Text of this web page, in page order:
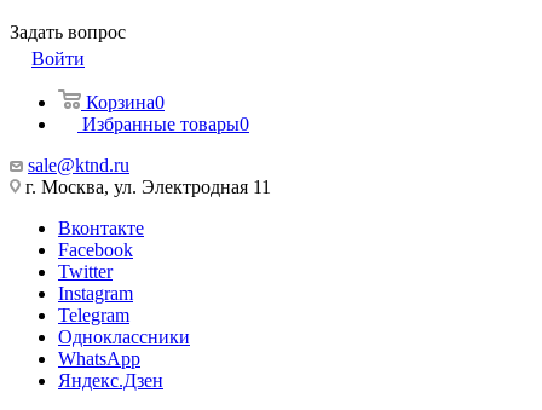
Задать вопрос
Войти
Корзина0
Избранные товары0
sale@ktnd.ru
г. Москва, ул. Электродная 11
Вконтакте
Facebook
Twitter
Instagram
Telegram
Одноклассники
WhatsApp
Яндекс.Дзен